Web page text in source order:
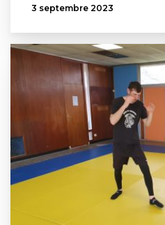
3 septembre 2023